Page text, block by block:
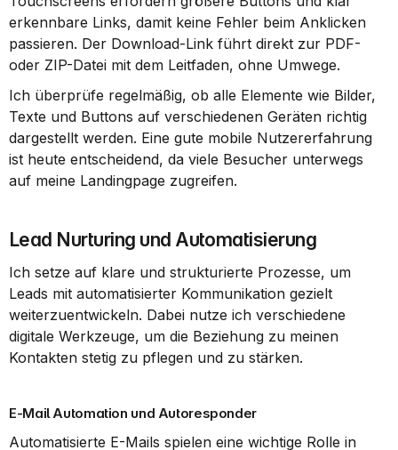
erkennbare Links, damit keine Fehler beim Anklicken
passieren. Der Download-Link führt direkt zur PDF-
oder ZIP-Datei mit dem Leitfaden, ohne Umwege.
Ich überprüfe regelmäßig, ob alle Elemente wie Bilder,
Texte und Buttons auf verschiedenen Geräten richtig
dargestellt werden. Eine gute mobile Nutzererfahrung
ist heute entscheidend, da viele Besucher unterwegs
auf meine Landingpage zugreifen.
Lead Nurturing und Automatisierung
Ich setze auf klare und strukturierte Prozesse, um
Leads mit automatisierter Kommunikation gezielt
weiterzuentwickeln. Dabei nutze ich verschiedene
digitale Werkzeuge, um die Beziehung zu meinen
Kontakten stetig zu pflegen und zu stärken.
E-Mail Automation und Autoresponder
Automatisierte E-Mails spielen eine wichtige Rolle in